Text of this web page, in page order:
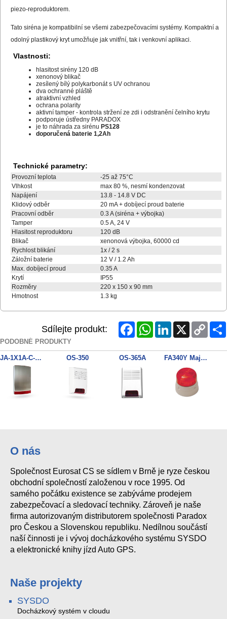
piezo-reproduktorem.
Tato siréna je kompatibilní se všemi zabezpečovacími systémy. Kompaktní a
odolný plastikový kryt umožňuje jak vnitřní, tak i venkovní aplikaci.
Vlastnosti:
hlasitost sirény 120 dB
xenonový blikač
zesílený bílý polykarbonát s UV ochranou
dva ochranné pláště
atraktivní vzhled
ochrana polarity
aktivní tamper - kontrola stržení ze zdi i odstranění čelního krytu
podporuje ústředny PARADOX
je to náhrada za sirénu PS128
doporučená baterie 1,2Ah
Technické parametry:
Provozní teplota
-25 až 75°C
Vlhkost
max 80 %, nesmí kondenzovat
Napájení
13.8 - 14.8 V DC
Klidový odběr
20 mA + dobíjecí proud baterie
Pracovní odběr
0.3 A (siréna + výbojka)
Tamper
0.5 A, 24 V
Hlasitost reproduktoru
120 dB
Blikač
xenonová výbojka, 60000 cd
Rychlost blikání
1x / 2 s
Záložní baterie
12 V / 1.2 Ah
Max. dobíjecí proud
0.35 A
Krytí
IP55
Rozměry
220 x 150 x 90 mm
Hmotnost
1.3 kg
Sdílejte produkt: FacebookWhatsAppLinkedInX
Copy
Link
PODOBNÉ PRODUKTY
JA-1X1A-C-ST Nerez kryt sireny OS-350 OS-365A FA340Y Maják Xenon žlutý
O nás
Společnost Eurosat CS se sídlem v Brně je ryze českou
obchodní společností založenou v roce 1995. Od
samého počátku existence se zabýváme prodejem
zabezpečovací a sledovací techniky. Zároveň je naše
firma autorizovaným distributorem společnosti Paradox
pro Českou a Slovenskou republiku. Nedílnou součástí
naší činnosti je i vývoj docházkového systému SYSDO
a elektronické knihy jízd Auto GPS.
Naše projekty
SYSDO
Docházkový systém v cloudu